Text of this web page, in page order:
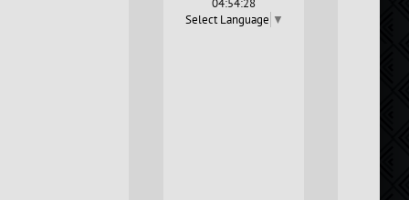
04:54:28
Select Language ▼